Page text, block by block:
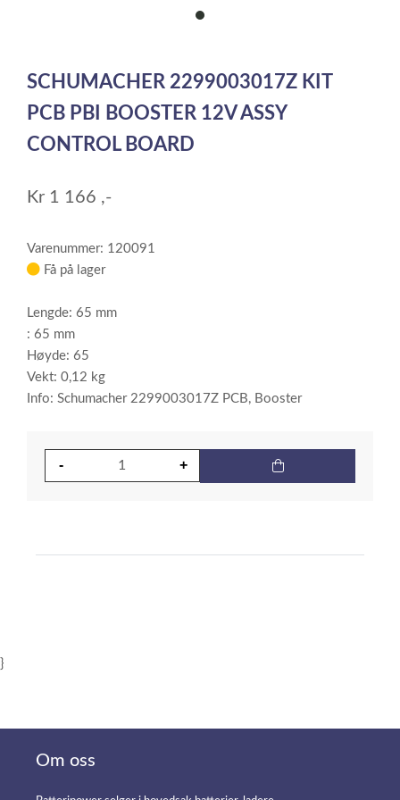
item
of
1
SCHUMACHER 2299003017Z KIT
PCB PBI BOOSTER 12V ASSY
CONTROL BOARD
Kr 1 166 ,-
Varenummer: 120091
Få på lager
Lengde: 65 mm
: 65 mm
Høyde: 65
Vekt: 0,12 kg
Info: Schumacher 2299003017Z PCB, Booster
}
Om oss